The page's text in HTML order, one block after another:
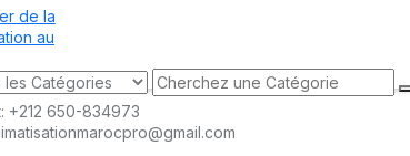
+212 650-834973